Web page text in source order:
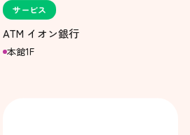
サービス
ATM イオン銀行
本館1F